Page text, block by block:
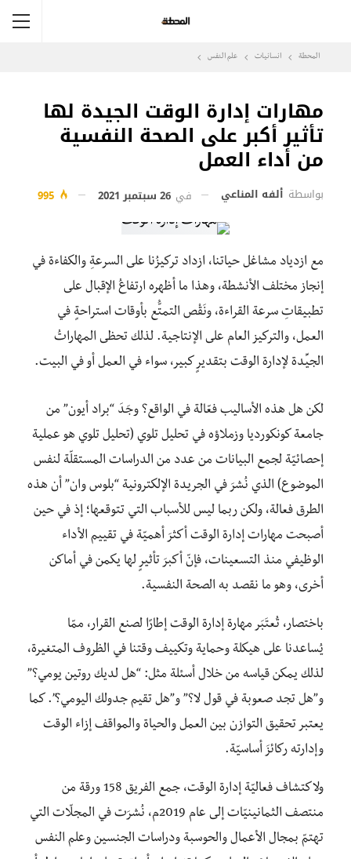
المحطة انسانيات علم النفس
مهارات إدارة الوقت الجيدة لها
تأثير أكبر على الصحة النفسية
من أداء العمل
بواسطة ألفه المناعي في 26 سبتمبر 2021
مع ازدياد مشاغل حياتنا، ازداد تركيزُنا على السرعةِ والكفاءة في
إنجاز مختلف الأنشطة، وهذا ما أظهره ارتفاعُ الإقبال على
تطبيقاتِ سرعة القراءة، ونَقْص التمتُّع بأوقات استراحةٍ في
العمل، والتركيز العام على الإنتاجية. لذلك تحظى المهاراتُ
الجيِّدة لإدارة الوقت بتقديرٍ كبير، سواء في العمل أو في البيت.
لكن هل هذه الأساليب فعّالة في الواقع؟ وجَدَ “براد أيون” من
جامعة كونكورديا وزملاؤه في تحليل تلوي (تحليل تلوي هو عملية
إحصائيّة لجمع البيانات من عدد من الدراسات المستقلّة لنفس
الموضوع) الذي نُشرَ في الجريدة الإلكترونية “بلوس وان” أن هذه
الطرق فعالة، ولكن ربما ليس للأسباب التي تتوقعها؛ إذ في حين
أصبحت مهارات إدارة الوقت أكثرَ أهميّة في تقييم الأداء
الوظيفي منذ التسعينات، فإنّ أكبرَ تأثيرٍ لها يكمن في أماكن
أخرى، وهو ما نقصد به الصحة النفسية.
باختصار، تُعتَبَر مهارة إدارة الوقت إطارًا لصنع القرار، ممّا
يُساعدنا على هيكلة وحماية وتكييف وقتنا في الظروف المتغيرة،
لذلك يمكن قياسه من خلال أسئلة مثل: “هل لديك روتين يومي؟”
و”هل تجد صعوبة في قول لا؟” و”هل تقيم جدولك اليومي؟”. كما
يعتبر تحقيق التوازن بين العمل والحياة والمواقف إزاء الوقت
وإدارته ركائزَ أساسيّة.
ولاكتشاف فعاليّة إدارة الوقت، جمع الفريق 158 ورقة من
منتصف الثمانينيّات إلى عام 2019م، نُشرَت في المجلّات التي
تهتمّ بمجال الأعمال والحوسبة ودراسات الجنسين وعلم النفس